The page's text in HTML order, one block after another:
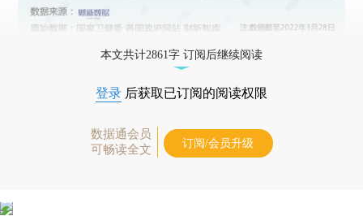
本文共计2861字 订阅后继续阅读
登录 后获取已订阅的阅读权限
数据通会员
可畅读全文
订阅/会员升级